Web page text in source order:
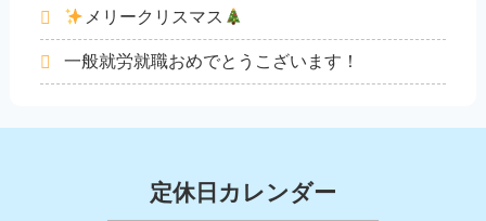
メリークリスマス
一般就労就職おめでとうこざいます！
定休日カレンダー